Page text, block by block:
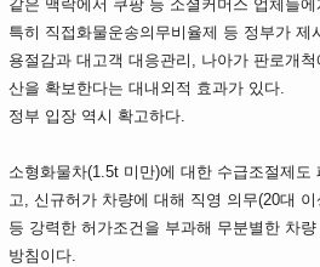
같은 맥락에서 쿠팡 등 소셜커머스 업체들
특히 직접화물운송의무비율제 등 정부가 제
용절감과 대고객 대응관리, 나아가 판로개
산을 확보한다는 대내외적 효과가 있다.
정부 입장 역시 확고하다.
소형화물차(1.5t 미만)에 대한 수급조절제도
고, 신규허가 차량에 대해 직영 의무(20대
등 강력한 허가조건을 부과해 무분별한 차
방침이다.